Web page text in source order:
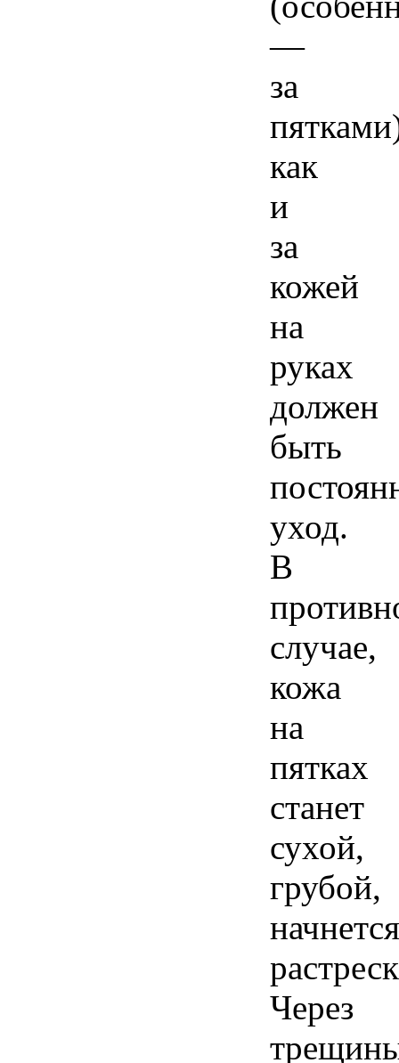
—
за
как
и
за
кожей
на
руках
должен
быть
уход.
В
случае,
кожа
на
пятках
станет
сухой,
грубой,
начнется
Через